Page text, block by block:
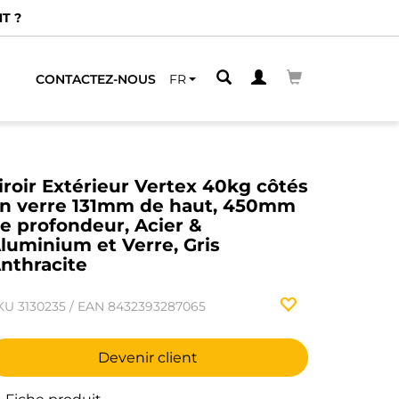
?
CONTACTEZ-NOUS FR
Extérieur Vertex 40kg côtés
verre 131mm de haut, 450mm
profondeur, Acier &
et Verre, Gris
3130235 / EAN 8432393287065
Devenir client